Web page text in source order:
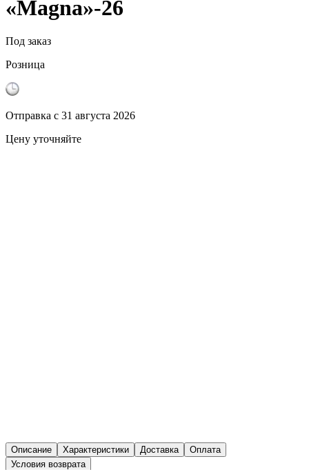
«Magna»-26
Под заказ
Розница
Отправка с 31 августа 2026
Цену уточняйте
Описание Характеристики Доставка
Оплата
Условия возврата